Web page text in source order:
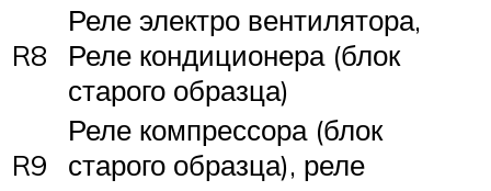
R8
Реле электро вентилятора,
Реле кондиционера (блок
старого образца)
R9
Реле компрессора (блок
старого образца), реле